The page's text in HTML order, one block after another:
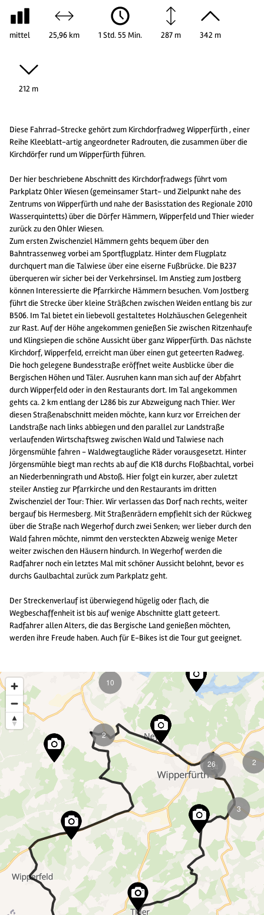
mittel 25,96 km 1 Std. 55 Min. 287 m 342 m
212 m
Diese Fahrrad-Strecke gehört zum Kirchdorfradweg Wipperfürth , einer
Reihe Kleeblatt-artig angeordneter Radrouten, die zusammen über die
Kirchdörfer rund um Wipperfürth führen.
Der hier beschriebene Abschnitt des Kirchdorfradwegs führt vom
Parkplatz Ohler Wiesen (gemeinsamer Start- und Zielpunkt nahe des
Zentrums von Wipperfürth und nahe der Basisstation des Regionale 2010
Wasserquintetts) über die Dörfer Hämmern, Wipperfeld und Thier wieder
zurück zu den Ohler Wiesen.
Zum ersten Zwischenziel Hämmern gehts bequem über den
Bahntrassenweg vorbei am Sportflugplatz. Hinter dem Flugplatz
durchquert man die Talwiese über eine eiserne Fußbrücke. Die B237
überqueren wir sicher bei der Verkehrsinsel. Im Anstieg zum Jostberg
können Interessierte die Pfarrkirche Hämmern besuchen. Vom Jostberg
führt die Strecke über kleine Sträßchen zwischen Weiden entlang bis zur
B506. Im Tal bietet ein liebevoll gestaltetes Holzhäuschen Gelegenheit
zur Rast. Auf der Höhe angekommen genießen Sie zwischen Ritzenhaufe
und Klingsiepen die schöne Aussicht über ganz Wipperfürth. Das nächste
Kirchdorf, Wipperfeld, erreicht man über einen gut geteerten Radweg.
Die hoch gelegene Bundesstraße eröffnet weite Ausblicke über die
Bergischen Höhen und Täler. Ausruhen kann man sich auf der Abfahrt
durch Wipperfeld oder in den Restaurants dort. Im Tal angekommen
gehts ca. 2 km entlang der L286 bis zur Abzweigung nach Thier. Wer
diesen Straßenabschnitt meiden möchte, kann kurz vor Erreichen der
Landstraße nach links abbiegen und den parallel zur Landstraße
verlaufenden Wirtschaftsweg zwischen Wald und Talwiese nach
Jörgensmühle fahren - Waldwegtaugliche Räder vorausgesetzt. Hinter
Jörgensmühle biegt man rechts ab auf die K18 durchs Floßbachtal, vorbei
an Niederbenningrath und Abstoß. Hier folgt ein kurzer, aber zuletzt
steiler Anstieg zur Pfarrkirche und den Restaurants im dritten
Zwischenziel der Tour: Thier. Wir verlassen das Dorf nach rechts, weiter
bergauf bis Hermesberg. Mit Straßenrädern empfiehlt sich der Rückweg
über die Straße nach Wegerhof durch zwei Senken; wer lieber durch den
Wald fahren möchte, nimmt den versteckten Abzweig wenige Meter
weiter zwischen den Häusern hindurch. In Wegerhof werden die
Radfahrer noch ein letztes Mal mit schöner Aussicht belohnt, bevor es
durchs Gaulbachtal zurück zum Parkplatz geht.
Der Streckenverlauf ist überwiegend hügelig oder flach, die
Wegbeschaffenheit ist bis auf wenige Abschnitte glatt geteert.
Radfahrer allen Alters, die das Bergische Land genießen möchten,
werden ihre Freude haben. Auch für E-Bikes ist die Tour gut geeignet.
34
10
2
3
26
2